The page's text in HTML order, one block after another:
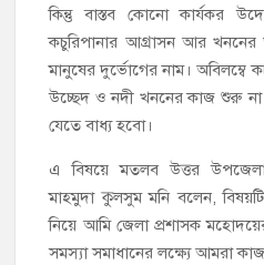
কিন্তু বাস্তব কোনো কার্যকর
কচুরিপানার আগ্রাসন আর
মানুষের দুর্ভোগের নাম।
উচ্ছেদ ও নদী খননের কাজ শুরু
যেতে বাধ্য হবো।
এ বিষয়ে মতলব উত্তর উপজেলা
মাহমুদা কুলসুম মনি বলেন,
নিয়ে আমি জেলা প্রশাসক
সমস্যা সমাধানের লক্ষ্যে আমরা কাজ